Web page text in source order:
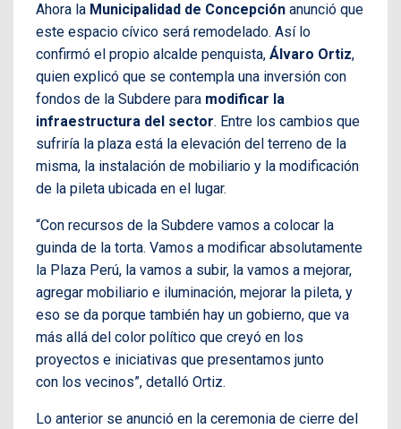
Ahora la Municipalidad de Concepción anunció que
este espacio cívico será remodelado. Así lo
confirmó el propio alcalde penquista, Álvaro Ortiz,
quien explicó que se contempla una inversión con
fondos de la Subdere para modificar la
infraestructura del sector. Entre los cambios que
sufriría la plaza está la elevación del terreno de la
misma, la instalación de mobiliario y la modificación
de la pileta ubicada en el lugar.
“Con recursos de la Subdere vamos a colocar la
guinda de la torta. Vamos a modificar absolutamente
la Plaza Perú, la vamos a subir, la vamos a mejorar,
agregar mobiliario e iluminación, mejorar la pileta, y
eso se da porque también hay un gobierno, que va
más allá del color político que creyó en los
proyectos e iniciativas que presentamos junto
con los vecinos”, detalló Ortiz.
Lo anterior se anunció en la ceremonia de cierre del